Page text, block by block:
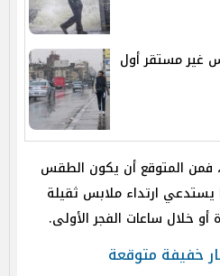
غير مستقر أول
فمن المتوقع أن يكون الطقس
يستدعي ارتداء ملابس ثقيلة
أو خلال ساعات الفجر الأولى.
خفيفة متوقعة